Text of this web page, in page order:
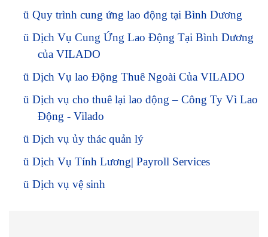
ü Quy trình cung ứng lao động tại Bình Dương
ü Dịch Vụ Cung Ứng Lao Động Tại Bình Dương
của VILADO
ü Dịch Vụ lao Động Thuê Ngoài Của VILADO
ü Dịch vụ cho thuê lại lao động – Công Ty Vì Lao
Động - Vilado
ü Dịch vụ ủy thác quản lý
ü Dịch Vụ Tính Lương| Payroll Services
ü Dịch vụ vệ sinh